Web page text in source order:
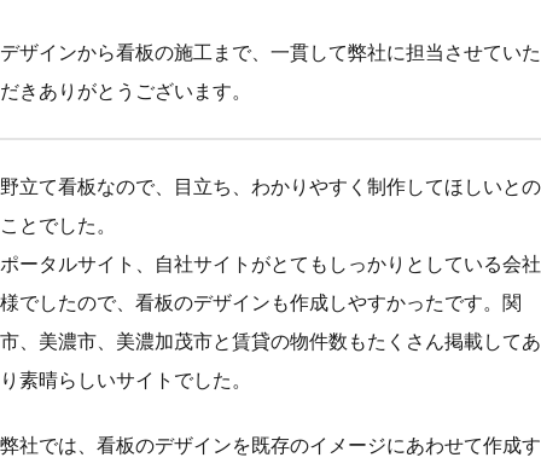
デザインから看板の施工まで、一貫して弊社に担当させていた
だきありがとうございます。
野立て看板なので、目立ち、わかりやすく制作してほしいとの
ことでした。
ポータルサイト、自社サイトがとてもしっかりとしている会社
様でしたので、看板のデザインも作成しやすかったです。関
市、美濃市、美濃加茂市と賃貸の物件数もたくさん掲載してあ
り素晴らしいサイトでした。
弊社では、看板のデザインを既存のイメージにあわせて作成す